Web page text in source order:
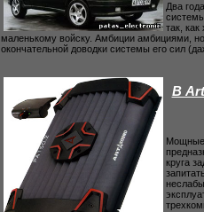
Два
так,
маленькому войску. Амбиции амбициями,
окончательной доводки системы его сил
В
Мощные
круга